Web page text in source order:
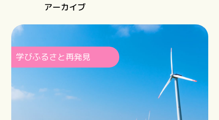
アーカイブ
学びふるさと再発見